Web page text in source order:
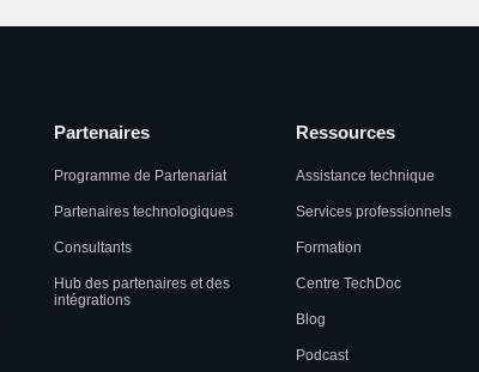
Partenaires
Programme de Partenariat
Partenaires technologiques
Consultants
Hub des partenaires et des
intégrations
Ressources
Assistance technique
Services professionnels
Formation
Centre TechDoc
Blog
Podcast